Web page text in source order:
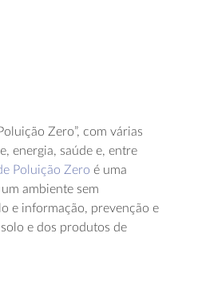
Zero”, com várias
energia, saúde e, entre
Poluição Zero é uma
ambiente sem
e informação, prevenção e
e dos produtos de